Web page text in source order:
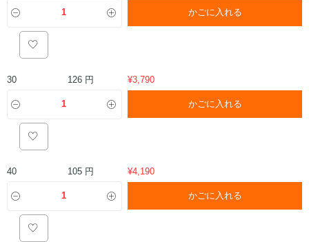
かごに入れる
30 126 円 ¥3,790
かごに入れる
40 105 円 ¥4,190
かごに入れる